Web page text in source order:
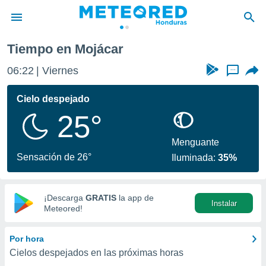
de
ha sido
calidad.
a este
las
y
digital
basada
Tiempo en Mojácar
06:22 Viernes ...
Cielo despejado
25°
Sensación de 26°
Menguante
Iluminada:35%
¡Descarga GRATIS la app de
Meteored!
Instalar
Por hora
Cielos despejados en las próximas horas